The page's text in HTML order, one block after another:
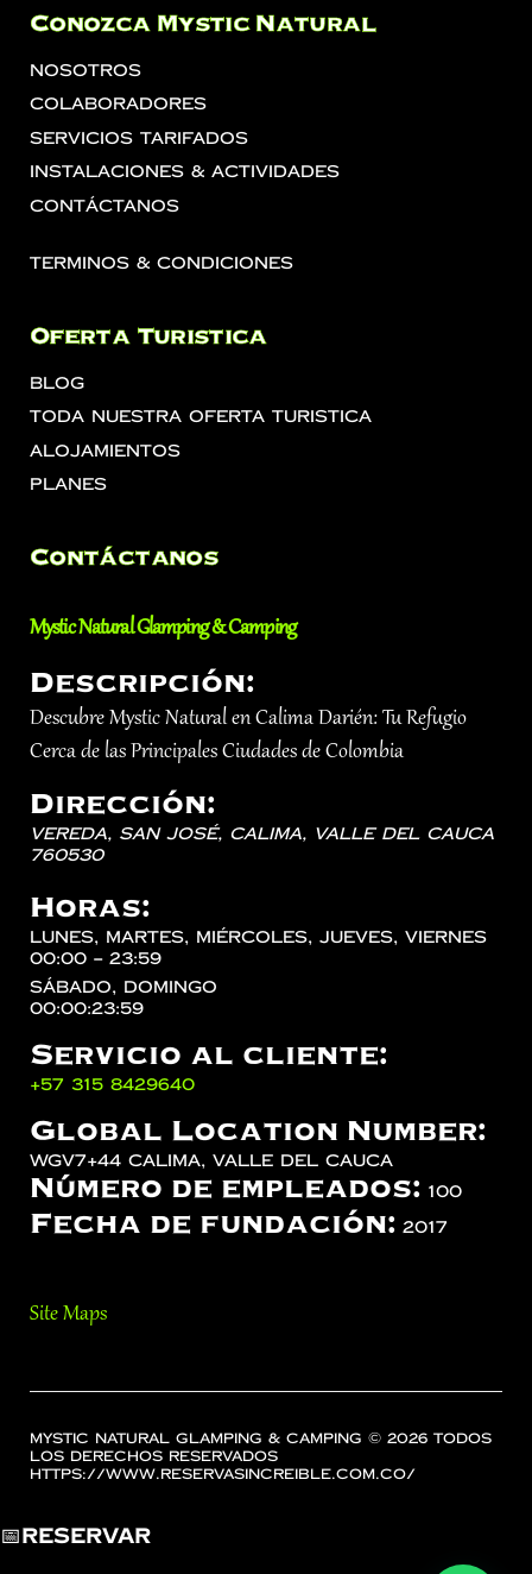
Conozca Mystic Natural
Nosotros
Colaboradores
Servicios Tarifados
Instalaciones & Actividades
Contáctanos
Terminos & Condiciones
Oferta Turistica
Blog
Toda Nuestra Oferta Turistica
Alojamientos
Planes
Contáctanos
Mystic Natural Glamping & Camping
Descripción:
Descubre Mystic Natural en Calima Darién: Tu Refugio
Cerca de las Principales Ciudades de Colombia
Dirección:
Vereda, San José, Calima, Valle del Cauca
760530
Horas:
lunes, martes, miércoles, jueves, viernes
00:00 – 23:59
sábado, domingo
00:00:23:59
Servicio al cliente:
‪+57 315 8429640‬
Global Location Number:
WGV7+44 Calima, Valle del Cauca
Número de empleados: 100
Fecha de fundación: 2017
Site Maps
Mystic Natural Glamping & Camping © 2026 Todos
los Derechos Reservados
https://www.reservasincreible.com.co/
📅Reservar